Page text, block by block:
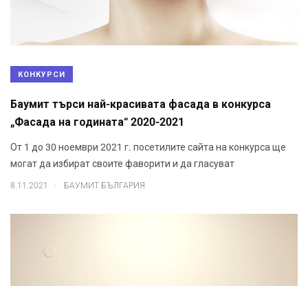
КОНКУРСИ
Баумит търси най-красивата фасада в конкурса
„Фасада на годината“ 2020-2021
От 1 до 30 ноември 2021 г. посетилите сайта на конкурса ще
могат да избират своите фаворити и да гласуват
8.11.2021 . БАУМИТ БЪЛГАРИЯ